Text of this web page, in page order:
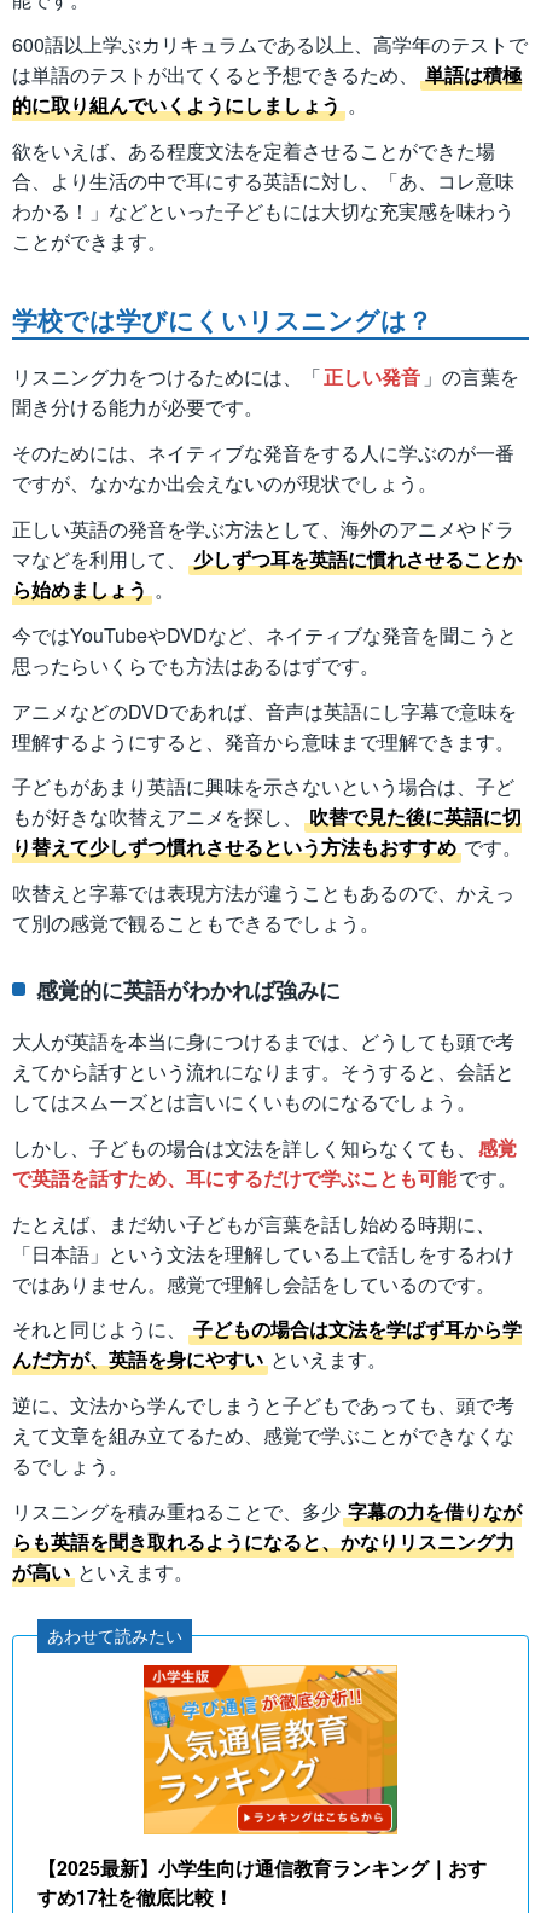
600語以上学ぶカリキュラムである以上、高学年のテストで
は単語のテストが出てくると予想できるため、
単語は積極
的に取り組んでいくようにしましょう 。
欲をいえば、ある程度文法を定着させることができた場
合、より生活の中で耳にする英語に対し、「あ、コレ意味
わかる！」などといった子どもには大切な充実感を味わう
ことができます。
学校では学びにくいリスニングは？
リスニング力をつけるためには、「正しい発音 」の言葉を
聞き分ける能力が必要です。
そのためには、ネイティブな発音をする人に学ぶのが一番
ですが、なかなか出会えないのが現状でしょう。
正しい英語の発音を学ぶ方法として、海外のアニメやドラ
マなどを利用して、
少しずつ耳を英語に慣れさせることか
ら始めましょう 。
今ではYouTubeやDVDなど、ネイティブな発音を聞こうと
思ったらいくらでも方法はあるはずです。
アニメなどのDVDであれば、音声は英語にし字幕で意味を
理解するようにすると、発音から意味まで理解できます。
子どもがあまり英語に興味を示さないという場合は、子ど
もが好きな吹替えアニメを探し、
吹替で見た後に英語に切
り替えて少しずつ慣れさせるという方法もおすすめ です。
吹替えと字幕では表現方法が違うこともあるので、かえっ
て別の感覚で観ることもできるでしょう。
感覚的に英語がわかれば強みに
大人が英語を本当に身につけるまでは、どうしても頭で考
えてから話すという流れになります。そうすると、会話と
してはスムーズとは言いにくいものになるでしょう。
しかし、子どもの場合は文法を詳しく知らなくても、 感覚
で英語を話すため、耳にするだけで学ぶことも可能です。
たとえば、まだ幼い子どもが言葉を話し始める時期に、
「日本語」という文法を理解している上で話しをするわけ
ではありません。感覚で理解し会話をしているのです。
それと同じように、
子どもの場合は文法を学ばず耳から学
んだ方が、英語を身にやすい といえます。
逆に、文法から学んでしまうと子どもであっても、頭で考
えて文章を組み立てるため、感覚で学ぶことができなくな
るでしょう。
リスニングを積み重ねることで、多少 字幕の力を借りなが
らも英語を聞き取れるようになると、かなりリスニング力
が高い といえます。
あわせて読みたい
【2025最新】小学生向け通信教育ランキング｜おす
すめ17社を徹底比較！